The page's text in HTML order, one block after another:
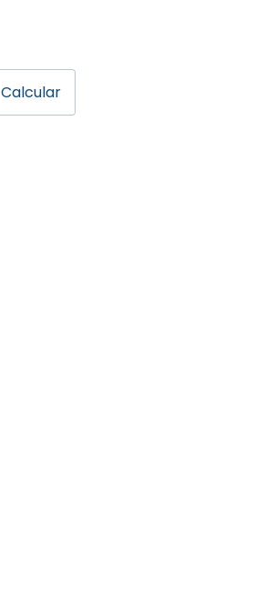
Calcular